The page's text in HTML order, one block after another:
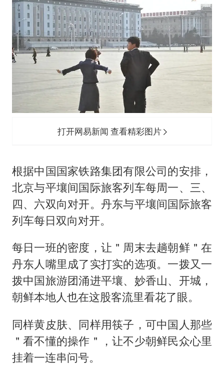
打开网易新闻 查看精彩图片
根据中国国家铁路集团有限公司的安排，
北京与平壤间国际旅客列车每周一、三、
四、六双向对开。丹东与平壤间国际旅客
列车每日双向对开。
每日一班的密度，让＂周末去趟朝鲜＂在
丹东人嘴里成了实打实的选项。一拨又一
拨中国旅游团涌进平壤、妙香山、开城，
朝鲜本地人也在这股客流里看花了眼。
同样黄皮肤、同样用筷子，可中国人那些
＂看不懂的操作＂，让不少朝鲜民众心里
挂着一连串问号。